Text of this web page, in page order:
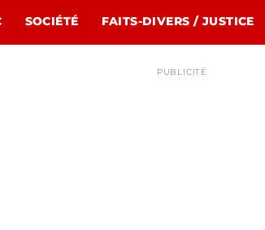
SOCIÉTÉ FAITS-DIVERS / JUSTICE
PUBLICITÉ